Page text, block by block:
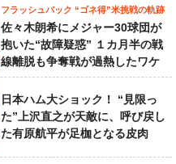
フラッシュバック “ゴネ得”米挑戦の軌跡
佐々木朗希にメジャー30球団が
抱いた“故障疑惑” １カ月半の戦
線離脱も争奪戦が過熱したワケ
日本ハム大ショック！ “見限っ
た”上沢直之が天敵に、呼び戻し
た有原航平が足枷となる皮肉